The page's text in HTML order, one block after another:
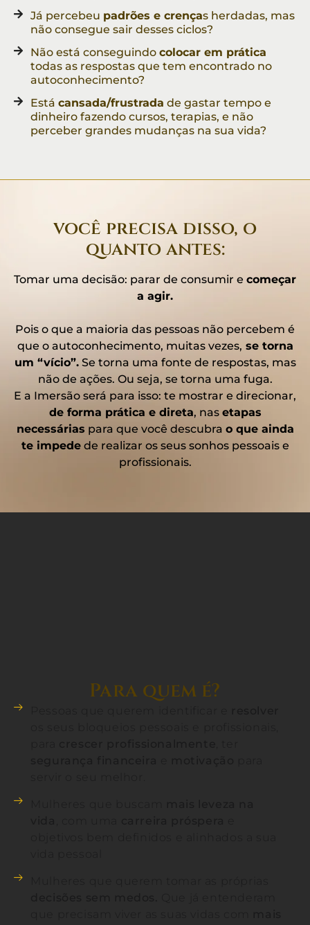
Já percebeu padrões e crenças herdadas, mas
não consegue sair desses ciclos?
Não está conseguindo colocar em prática
todas as respostas que tem encontrado no
autoconhecimento?
Está cansada/frustrada de gastar tempo e
dinheiro fazendo cursos, terapias, e não
perceber grandes mudanças na sua vida?
você precisa disso, o
quanto antes:
Tomar uma decisão: parar de consumir e começar
a agir.
Pois o que a maioria das pessoas não percebem é
que o autoconhecimento, muitas vezes, se torna
um “vício”.Se torna uma fonte de respostas, mas
não de ações. Ou seja, se torna uma fuga.
E a Imersão será para isso: te mostrar e direcionar,
de forma prática e direta, nas etapas
necessárias para que você descubra o que ainda
te impedede realizar os seus sonhos pessoais e
profissionais.
Para quem é?